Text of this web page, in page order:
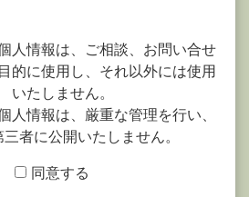
人情報は、ご相談、お問い合せ
的に使用し、それ以外には使用
いたしません。
人情報は、厳重な管理を行い、
者に公開いたしません。
同意する